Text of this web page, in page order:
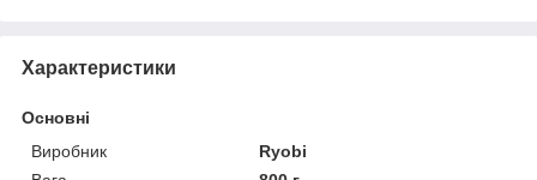
Характеристики
Основні
Виробник
Ryobi